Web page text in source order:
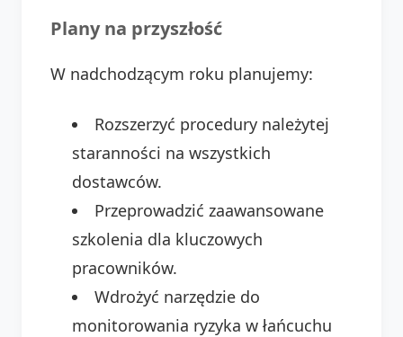
Plany na przyszłość
W nadchodzącym roku planujemy:
Rozszerzyć procedury należytej
staranności na wszystkich
dostawców.
Przeprowadzić zaawansowane
szkolenia dla kluczowych
pracowników.
Wdrożyć narzędzie do
monitorowania ryzyka w łańcuchu